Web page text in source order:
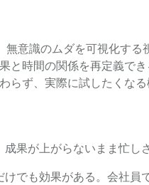
意識のムダを可視化する
時間の関係を再定義でき
ず、実際に試したくなる
果が上がらないまま忙し
でも効果がある。会社員